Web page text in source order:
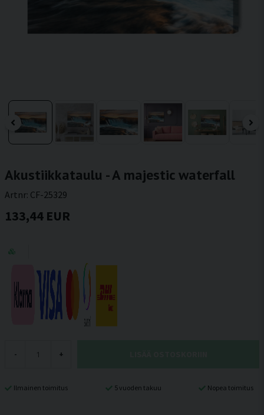
Akustiikkataulu - A majestic waterfall
Artnr: CF-25329
133,44 EUR
- +
Ilmainen toimitus 5 vuoden takuu Nopea toimitus